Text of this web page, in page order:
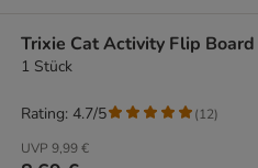
Trixie Cat Activity Flip Board
1 Stück
UVP 9,99 €
Rating: 4.7/5 (12)